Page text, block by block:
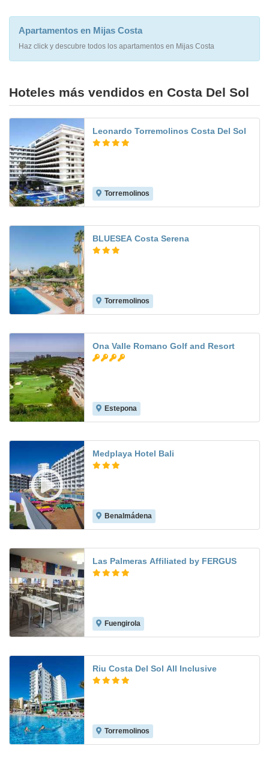
Apartamentos en Mijas Costa
Haz click y descubre todos los apartamentos en Mijas Costa
Hoteles más vendidos en Costa Del Sol
Leonardo Torremolinos Costa Del Sol
Torremolinos
BLUESEA Costa Serena
Torremolinos
Ona Valle Romano Golf and Resort
Estepona
Medplaya Hotel Bali
Benalmádena
Las Palmeras Affiliated by FERGUS
Fuengirola
Riu Costa Del Sol All Inclusive
Torremolinos